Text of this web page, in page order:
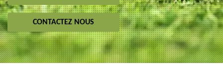
CONTACTEZ NOUS